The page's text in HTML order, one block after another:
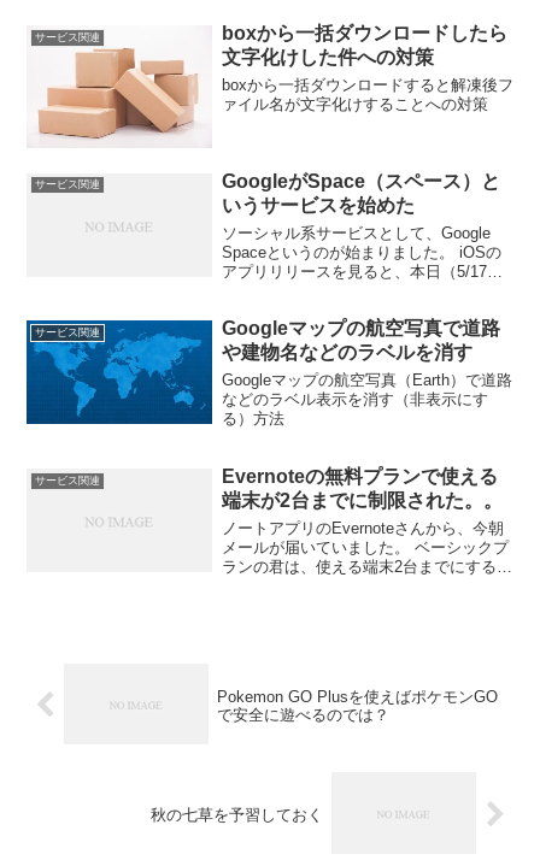
サービス関連
boxから一括ダウンロードしたら
文字化けした件への対策
boxから一括ダウンロードすると解凍後フ
ァイル名が文字化けすることへの対策
サービス関連
GoogleがSpace（スペース）と
いうサービスを始めた
ソーシャル系サービスとして、Google
Spaceというのが始まりました。 iOSの
アプリリリースを見ると、本日（5/17）
という疑問から始まり、面白い...
サービス関連
Googleマップの航空写真で道路
や建物名などのラベルを消す
Googleマップの航空写真（Earth）で道路
などのラベル表示を消す（非表示にす
る）方法
サービス関連
Evernoteの無料プランで使える
端末が2台までに制限された。。
ノートアプリのEvernoteさんから、今朝
メールが届いていました。 ベーシックプ
ランの君は、使える端末2台までにするか
Pokemon GO Plusを使えばポケモンGO
で安全に遊べるのでは？
秋の七草を予習しておく